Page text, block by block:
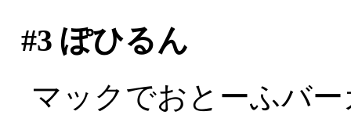
#3 ぽひるん
マックでおとーふバ